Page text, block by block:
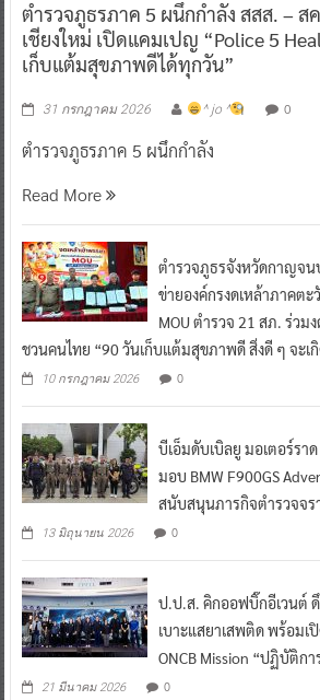
ตำรวจภูธรภาค 5 ผนึกกำลัง สสส. – ส
เชียงใหม่ เปิดแคมเปญ “Police 5
เก็บแต้มสุขภาพดีได้ทุกวัน”
31 กรกฎาคม 2026 ^ jo ^ 0
ตำรวจภูธรภาค 5 ผนึกกำลัง
Read More
ตำรวจภูธรจังหวัดกาญจน
ข่ายองค์กรงดเหล้าภาคต
MOU ตำรวจ 21 สภ. ร่วม
ชวนคนไทย “90 วันเก็บแต้มสุขภาพดี สิ่งดี ๆ จะเ
10 กรกฎาคม 2026 0
บีเอ็มดับเบิลยู มอเตอร์รา
มอบ BMW F900GS
สนับสนุนภารกิจตำรวจจร
13 มิถุนายน 2026 0
ป.ป.ส. คิกออฟบิ๊กอีเวนต์
เบาะแสยาเสพติด พร้อม
ONCB Mission “ปฏิบัติกา
21 มีนาคม 2026 0